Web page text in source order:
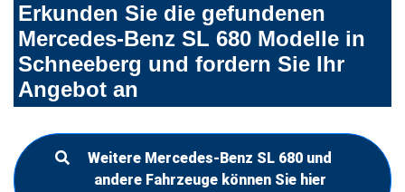
Erkunden Sie die gefundenen
Mercedes-Benz SL 680 Modelle in
Schneeberg und fordern Sie Ihr
Angebot an
Weitere Mercedes-Benz SL 680 und
andere Fahrzeuge können Sie hier